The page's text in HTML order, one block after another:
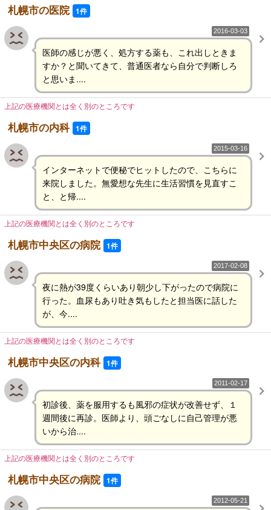
札幌市の医院 1件
2016-03-03
医師の感じが悪く、処方する薬も、これ出しときま
すか？と聞いてきて、普通医者なら自分で判断しろ
と思いま....
上記の医療機関とは全く別のところです
札幌市の内科 1件
2015-03-16
インターネットで便秘でヒットしたので、こちらに
来院しました。無愛想な先生に生活習慣を見直すこ
と、と帰....
上記の医療機関とは全く別のところです
札幌市中央区の病院 1件
2017-02-08
夜に熱が39度くらいあり朝少し下がったので病院に
行った。血尿もあり吐き気もしたと担当医に話した
が、今....
上記の医療機関とは全く別のところです
札幌市中央区の内科 1件
2011-02-17
初診後、薬を服用するも風邪の症状が改善せず、１
週間後に再診。医師より、頭ごなしに自己管理が悪
いから治....
上記の医療機関とは全く別のところです
札幌市中央区の病院 1件
2012-05-21